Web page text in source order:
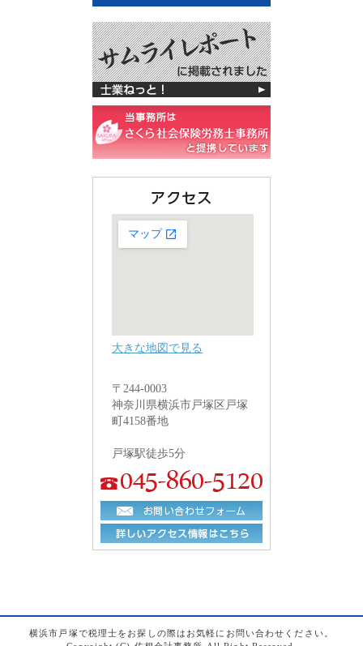
大きな地図で見る
〒244-0003
神奈川県横浜市戸塚区戸塚
町4158番地
戸塚駅徒歩5分
横浜市戸塚で税理士をお探しの際はお気軽にお問い合わせください。